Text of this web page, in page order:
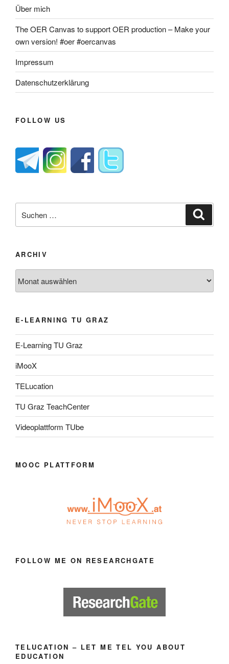
Über mich
The OER Canvas to support OER production – Make your
own version! #oer #oercanvas
Impressum
Datenschutzerklärung
FOLLOW US
nach:
ARCHIV
E-LEARNING TU GRAZ
E-Learning TU Graz
iMooX
TELucation
TU Graz TeachCenter
Videoplattform TUbe
MOOC PLATTFORM
FOLLOW ME ON RESEARCHGATE
TELUCATION – LET ME TEL YOU ABOUT
EDUCATION